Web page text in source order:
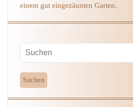
einem gut eingezäunten Garten.